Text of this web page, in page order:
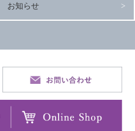
お知らせ